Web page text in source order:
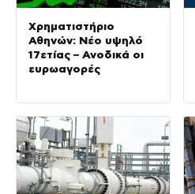
Χρηματιστήριο
Αθηνών: Νέο υψηλό
17ετίας – Ανοδικά οι
ευρωαγορές